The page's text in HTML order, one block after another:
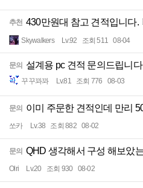
추천 430만원대 참고 견적입니다.
Skywalkers Lv.92 조회 511 08-04
문의 설계용 pc 견적 문의드립니
꾸꾸꽈꽈 Lv.81 조회 776 08-03
문의 이미 주문한 견적인데 만리
쏘카 Lv.38 조회 882 08-02
문의 QHD 생각해서 구성 해보았
Olri Lv.20 조회 930 08-02